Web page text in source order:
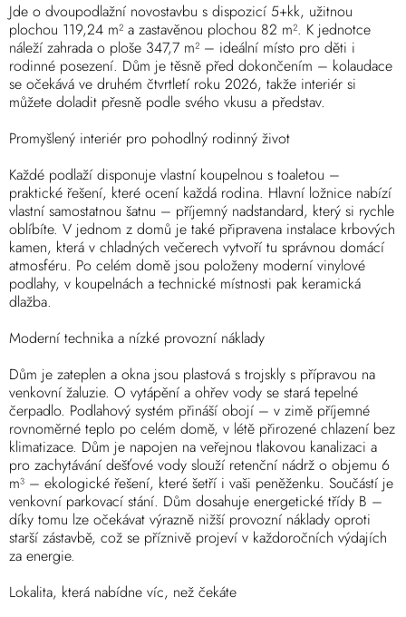
Jde o dvoupodlažní novostavbu s dispozicí 5+kk, užitnou
plochou 119,24 m² a zastavěnou plochou 82 m². K jednotce
náleží zahrada o ploše 347,7 m² – ideální místo pro děti i
rodinné posezení. Dům je těsně před dokončením – kolaudace
se očekává ve druhém čtvrtletí roku 2026, takže interiér si
můžete doladit přesně podle svého vkusu a představ.
Promyšlený interiér pro pohodlný rodinný život
Každé podlaží disponuje vlastní koupelnou s toaletou –
praktické řešení, které ocení každá rodina. Hlavní ložnice nabízí
vlastní samostatnou šatnu – příjemný nadstandard, který si rychle
oblíbíte. V jednom z domů je také připravena instalace krbových
kamen, která v chladných večerech vytvoří tu správnou domácí
atmosféru. Po celém domě jsou položeny moderní vinylové
podlahy, v koupelnách a technické místnosti pak keramická
dlažba.
Moderní technika a nízké provozní náklady
Dům je zateplen a okna jsou plastová s trojskly s přípravou na
venkovní žaluzie. O vytápění a ohřev vody se stará tepelné
čerpadlo. Podlahový systém přináší obojí – v zimě příjemné
rovnoměrné teplo po celém domě, v létě přirozené chlazení bez
klimatizace. Dům je napojen na veřejnou tlakovou kanalizaci a
pro zachytávání dešťové vody slouží retenční nádrž o objemu 6
m³ – ekologické řešení, které šetří i vaši peněženku. Součástí je
venkovní parkovací stání. Dům dosahuje energetické třídy B –
díky tomu lze očekávat výrazně nižší provozní náklady oproti
starší zástavbě, což se příznivě projeví v každoročních výdajích
za energie.
Lokalita, která nabídne víc, než čekáte